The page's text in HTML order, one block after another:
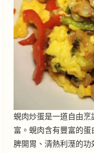
蜆肉炒蛋是一道自由烹
富。蜆肉含有豐富的
脾開胃、清熱利溼的